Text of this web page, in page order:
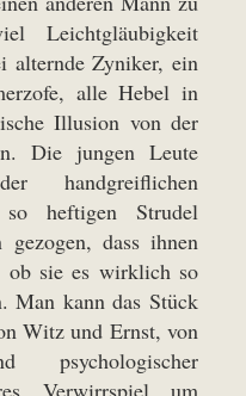
Leichtgläubigkeit
alternde Zyniker, ein
alle Hebel in
Illusion von der
Die jungen Leute
handgreiflichen
heftigen Strudel
gezogen, dass ihnen
ob sie es wirklich so
Man kann das Stück
Witz und Ernst, von
Verwirrspiel um